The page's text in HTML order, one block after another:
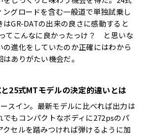
ングロードを含む一般道で単独試乗し
GR-DATの出来の良さに感動すると
てこんなに良かったっけ？ と思いな
の進化をしていたのか正確にはわから
ありがたい機会だ。
25式MTモデルの決定的違いとは
スイン。最新モデルに比べれば出力は
でもコンパクトなボディに272psのパ
クセルを踏みつければ弾けるように加